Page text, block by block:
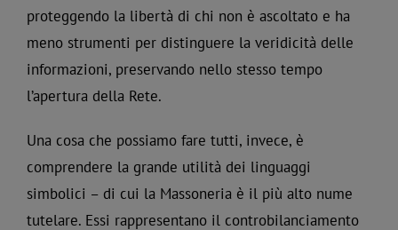
proteggendo la libertà di chi non è ascoltato e ha
meno strumenti per distinguere la veridicità delle
informazioni, preservando nello stesso tempo
l’apertura della Rete.
Una cosa che possiamo fare tutti, invece, è
comprendere la grande utilità dei linguaggi
simbolici – di cui la Massoneria è il più alto nume
tutelare. Essi rappresentano il controbilanciamento